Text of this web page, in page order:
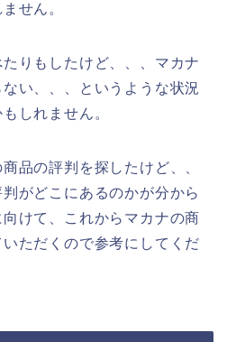
せん。
りもしたけど、、、マカナ
い、、、というような状況
しれません。
品の評判を探したけど、、
判がどこにあるのかが分から
けて、これからマカナの商
ただくので参考にしてくだ